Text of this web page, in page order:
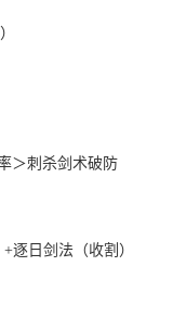
＞刺杀剑术破防
逐日剑法（收割）